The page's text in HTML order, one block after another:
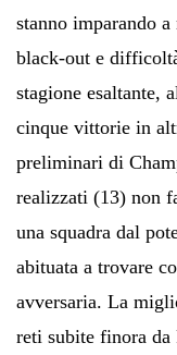
stanno imparando
black-out e
stagione esaltante,
cinque vittorie in
preliminari di
realizzati (13) non
una squadra dal
abituata a trovare
avversaria. La
reti subite finora da